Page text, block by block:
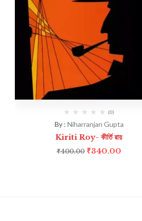
(0)
By : Niharranjan Gupta
Kiriti Roy- কীর্তি রায়
₹400.00 ₹340.00